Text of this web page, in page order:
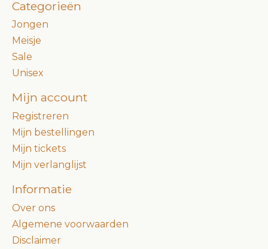
Categorieën
Jongen
Meisje
Sale
Unisex
Mijn account
Registreren
Mijn bestellingen
Mijn tickets
Mijn verlanglijst
Informatie
Over ons
Algemene voorwaarden
Disclaimer